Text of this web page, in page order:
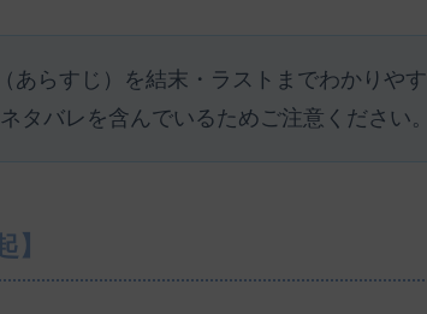
あらすじ）を結末・ラストまでわかりやす
タバレを含んでいるためご注意ください。